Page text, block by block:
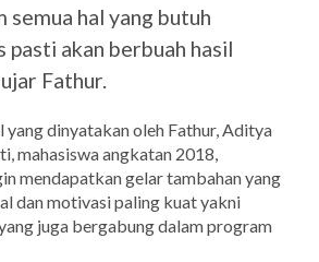
semua hal yang butuh
pasti akan berbuah hasil
Fathur.
yang dinyatakan oleh Fathur, Aditya
mahasiswa angkatan 2018,
mendapatkan gelar tambahan yang
dan motivasi paling kuat yakni
juga bergabung dalam program